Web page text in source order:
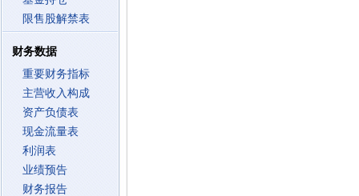
限售股解禁表
财务数据
重要财务指标
主营收入构成
资产负债表
现金流量表
利润表
业绩预告
财务报告